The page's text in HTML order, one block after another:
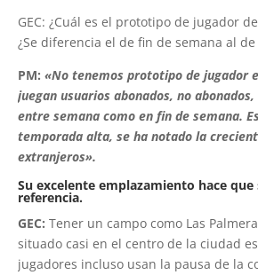
GEC: ¿Cuál es el prototipo de jugador
¿Se diferencia el de fin de semana al
PM: «No tenemos prototipo de jugador
juegan usuarios abonados, no
entre semana como en fin de semana.
temporada alta, se ha notado la
extranjeros».
Su excelente emplazamiento hace que
referencia.
GEC: Tener un campo como Las
situado casi en el centro de la ciudad
jugadores incluso usan la pausa de la